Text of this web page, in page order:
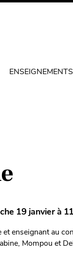
19 janvier à
enseignant au
Mompou et